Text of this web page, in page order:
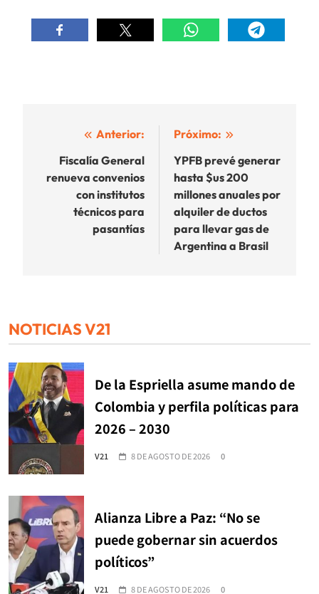
Navegación
entradas
Anterior:
Fiscalía General
renueva convenios
con institutos
técnicos para
pasantías
Próximo:
YPFB prevé generar
hasta $us 200
millones anuales por
alquiler de ductos
para llevar gas de
Argentina a Brasil
NOTICIAS V21
De la Espriella asume mando de
Colombia y perfila políticas para
2026 – 2030
V21 8 DE AGOSTO DE 2026 0
Alianza Libre a Paz: “No se
puede gobernar sin acuerdos
políticos”
V21 8 DE AGOSTO DE 2026 0